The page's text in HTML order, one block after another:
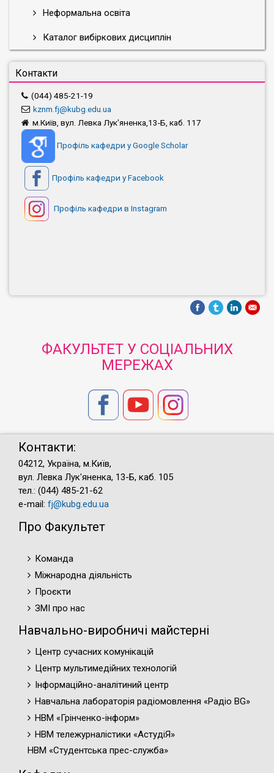
Неформальна освіта
Каталог вибіркових дисциплін
Контакти
(044) 485-21-19
kznm.fj@kubg.edu.ua
м.Київ, вул. Левка Лук'яненка,13-Б, каб. 117
Профіль кафедри у Google Scholar
Профіль кафедри у Facebook
Профіль кафедри в Instagram
ФАКУЛЬТЕТ У СОЦІАЛЬНИХ
МЕРЕЖАХ
Контакти:
04212, Україна, м.Київ,
вул. Левка Лук'яненка, 13-Б, каб. 105
тел.: (044) 485-21-62
e-mail: fj@kubg.edu.ua
Про Факультет
Команда
Міжнародна діяльність
Проєкти
ЗМІ про нас
Навчально-виробничі майстерні
Центр сучасних комунікацій
Центр мультимедійних технологій
Інформаційно-аналітиний центр
Навчальна лабораторія радіомовлення «Радіо BG»
НВМ «Грінченко-інформ»
НВМ тележурналістики «АстудіЯ»
НВМ «Студентська прес-служба»